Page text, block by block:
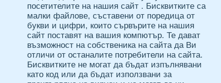
посетителите на нашия сайт . Бисквитките са
малки файлове, съставени от поредица от
букви и цифри, които сървърите на нашия
сайт поставят на вашия компютър. Те дават
възможност на собственика на сайта да Ви
отличи от останалите потребители на сайта.
Бисквитките не могат да бъдат изпълнявани
като код или да бъдат използвани за